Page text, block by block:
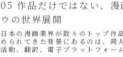
05 作品だけではない、漫
ウの世界展開
日本の漫画業界が数々のトップ作
められてきた背景にあるのは、同
活動、翻訳、電子プラットフォー